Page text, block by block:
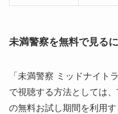
未満警察を無料で見る
「未満警察 ミッドナイト
で視聴する方法としては
の無料お試し期間を利用